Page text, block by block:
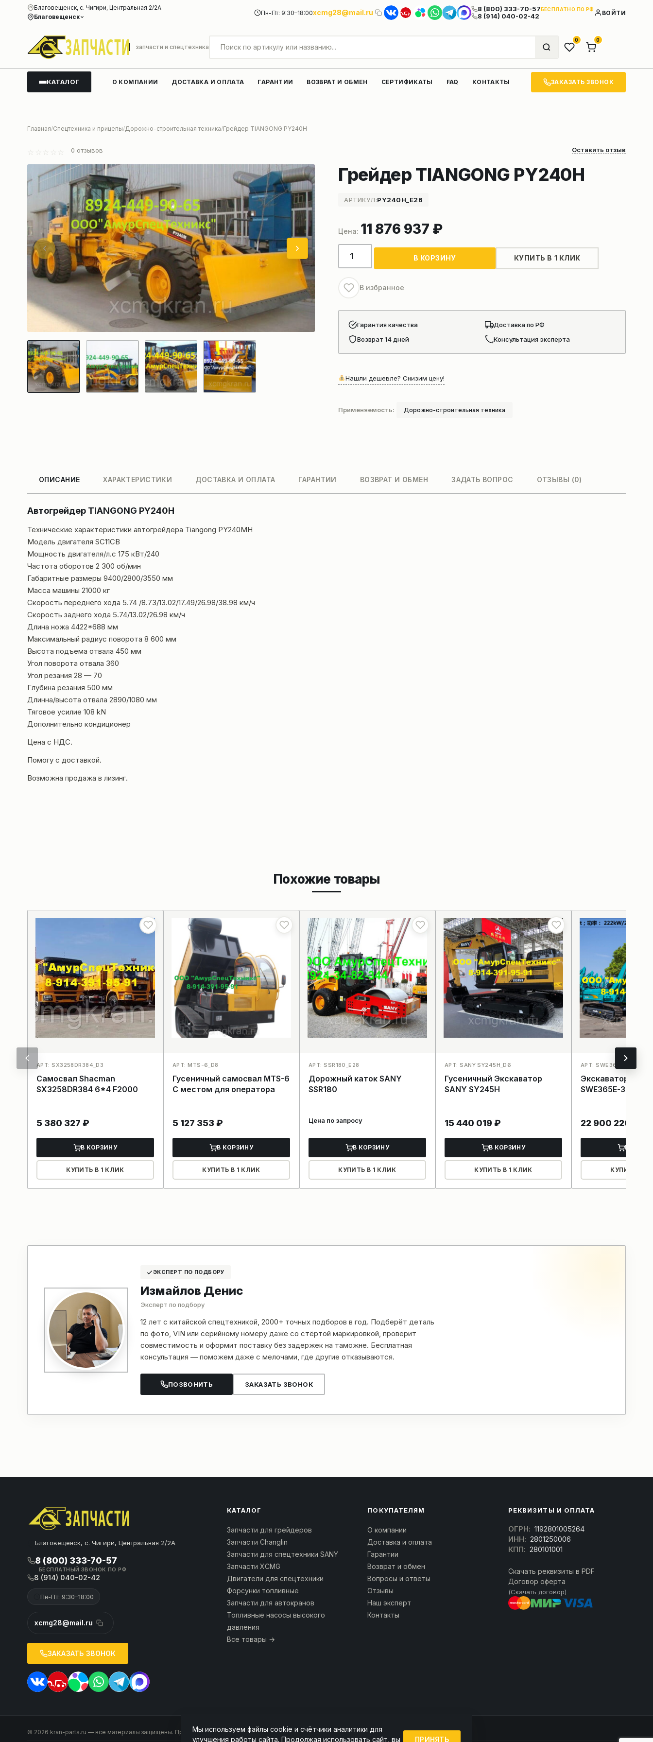
Благовещенск
Благовещенск, с. Чигири, Центральная 2/2А
Пн-Пт: 9:30–18:00xcmg28@mail.ru 8 (800) 333-70-57БЕСПЛАТНО ПО РФ
8 (914) 040-02-42 ВОЙТИ
запчасти и спецтехника
0 0
КАТАЛОГ О КОМПАНИИ ДОСТАВКА И ОПЛАТА ГАРАНТИИ ВОЗВРАТ И ОБМЕН СЕРТИФИКАТЫ FAQ КОНТАКТЫ ЗАКАЗАТЬ ЗВОНОК
Главная Спецтехника и прицепы Дорожно-строительная техника Грейдер TIANGONG PY240H
0 отзывов Оставить отзыв
Грейдер TIANGONG PY240H
АРТИКУЛ:PY240H_E26
11 876 937 ₽
Количество
товара
TIANGONG
PY240H
В КОРЗИНУ КУПИТЬ В 1 КЛИК
В избранное
Гарантия качества
Доставка по РФ
Возврат 14 дней
Консультация эксперта
Нашли дешевле? Снизим цену!
Применяемость: Дорожно-строительная техника
ОПИСАНИЕ ХАРАКТЕРИСТИКИ ДОСТАВКА И ОПЛАТА ГАРАНТИИ ВОЗВРАТ И ОБМЕН ЗАДАТЬ ВОПРОС ОТЗЫВЫ (0)
Автогрейдер TIANGONG PY240H
Технические характеристики автогрейдера Tiangong PY240MH
Модель двигателя SC11CB
Мощность двигателя/л.с 175 кВт/240
Частота оборотов 2 300 об/мин
Габаритные размеры 9400/2800/3550 мм
Масса машины 21000 кг
Скорость переднего хода 5.74 /8.73/13.02/17.49/26.98/38.98 км/ч
Скорость заднего хода 5.74/13.02/26.98 км/ч
Длина ножа 4422*688 мм
Максимальный радиус поворота 8 600 мм
Высота подъема отвала 450 мм
Угол поворота отвала 360
Угол резания 28 — 70
Глубина резания 500 мм
Длинна/высота отвала 2890/1080 мм
Тяговое усилие 108 kN
Дополнительно кондиционер
Цена с НДС.
Помогу с доставкой.
Возможна продажа в лизинг.
Похожие товары
АРТ: SX3258DR384_D3
Самосвал Shacman
SX3258DR384 6*4 F2000
5 380 327 ₽
В КОРЗИНУ
КУПИТЬ В 1 КЛИК
АРТ: MTS-6_D8
Гусеничный самосвал MTS-6
С местом для оператора
5 127 353 ₽
В КОРЗИНУ
КУПИТЬ В 1 КЛИК
АРТ: SSR180_E28
Дорожный каток SANY
SSR180
Цена по запросу
В КОРЗИНУ
КУПИТЬ В 1 КЛИК
АРТ: SANY SY245H_D6
Гусеничный Экскаватор
SANY SY245H
15 440 019₽
В КОРЗИНУ
КУПИТЬ В 1 КЛИК
АРТ: SWE365E-3_D2
Экскаватор
SWE365E-3
22 900 220
В
КУПИТЬ В 1
ЭКСПЕРТ ПО ПОДБОРУ
Измайлов Денис
Эксперт по подбору
12 лет с китайской спецтехникой, 2000+ точных подборов в год. Подберёт деталь
по фото, VIN или серийному номеру даже со стёртой маркировкой, проверит
совместимость и оформит поставку без задержек на таможне. Бесплатная
консультация — поможем даже с мелочами, где другие отказываются.
ПОЗВОНИТЬ ЗАКАЗАТЬ ЗВОНОК
Благовещенск, с. Чигири, Центральная 2/2А
8 (800) 333-70-57
БЕСПЛАТНЫЙ ЗВОНОК ПО РФ
8 (914) 040-02-42
Пн-Пт: 9:30–18:00
xcmg28@mail.ru
ЗАКАЗАТЬ ЗВОНОК
КАТАЛОГ
Запчасти для грейдеров
Запчасти Changlin
Запчасти для спецтехники SANY
Запчасти XCMG
Двигатели для спецтехники
Форсунки топливные
Запчасти для автокранов
Топливные насосы высокого
давления
Все товары →
ПОКУПАТЕЛЯМ
О компании
Доставка и оплата
Гарантии
Возврат и обмен
Вопросы и ответы
Отзывы
Наш эксперт
Контакты
РЕКВИЗИТЫ И ОПЛАТА
ОГРН: 1192801005264
ИНН: 2801250006
КПП: 280101001
Скачать реквизиты в PDF
Договор оферта
(Скачать договор)
© 2026 kran-parts.ru — все материалы защищены. При копировании ссылка на источник обязательна.
Мы используем файлы cookie и счётчики аналитики для
улучшения работы сайта. Продолжая использовать сайт, вы
ПРИНЯТЬ